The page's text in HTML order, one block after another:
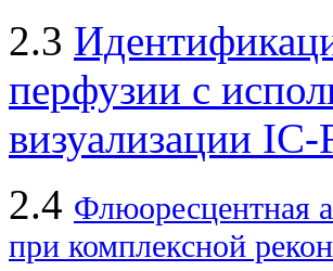
2.3
перфузии с
визуализации
2.4 Флюоресцентная
при комплексной